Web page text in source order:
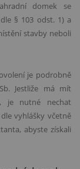
domek se
§ 103 odst. 1) a
ístění stavby neboli
je podrobně
Jestliže má mít
, je nutné nechat
vyhlášky včetně
abyste získali